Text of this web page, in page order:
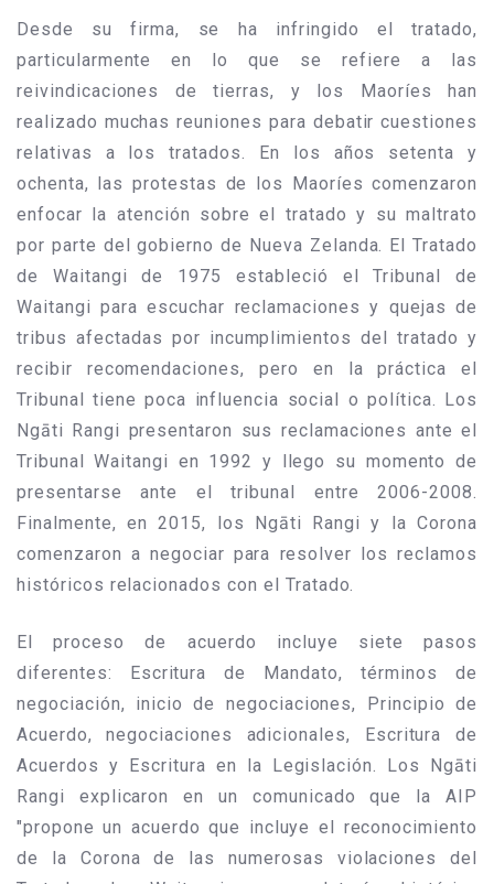
Desde su firma, se ha infringido el tratado,
particularmente en lo que se refiere a las
reivindicaciones de tierras, y los Maoríes han
realizado muchas reuniones para debatir cuestiones
relativas a los tratados. En los años setenta y
ochenta, las protestas de los Maoríes comenzaron
enfocar la atención sobre el tratado y su maltrato
por parte del gobierno de Nueva Zelanda. El Tratado
de Waitangi de 1975 estableció el Tribunal de
Waitangi para escuchar reclamaciones y quejas de
tribus afectadas por incumplimientos del tratado y
recibir recomendaciones, pero en la práctica el
Tribunal tiene poca influencia social o política. Los
Ngāti Rangi presentaron sus reclamaciones ante el
Tribunal Waitangi en 1992 y llego su momento de
presentarse ante el tribunal entre 2006-2008.
Finalmente, en 2015, los Ngāti Rangi y la Corona
comenzaron a negociar para resolver los reclamos
históricos relacionados con el Tratado.
El proceso de acuerdo incluye siete pasos
diferentes: Escritura de Mandato, términos de
negociación, inicio de negociaciones, Principio de
Acuerdo, negociaciones adicionales, Escritura de
Acuerdos y Escritura en la Legislación. Los Ngāti
Rangi explicaron en un comunicado que la AIP
"propone un acuerdo que incluye el reconocimiento
de la Corona de las numerosas violaciones del